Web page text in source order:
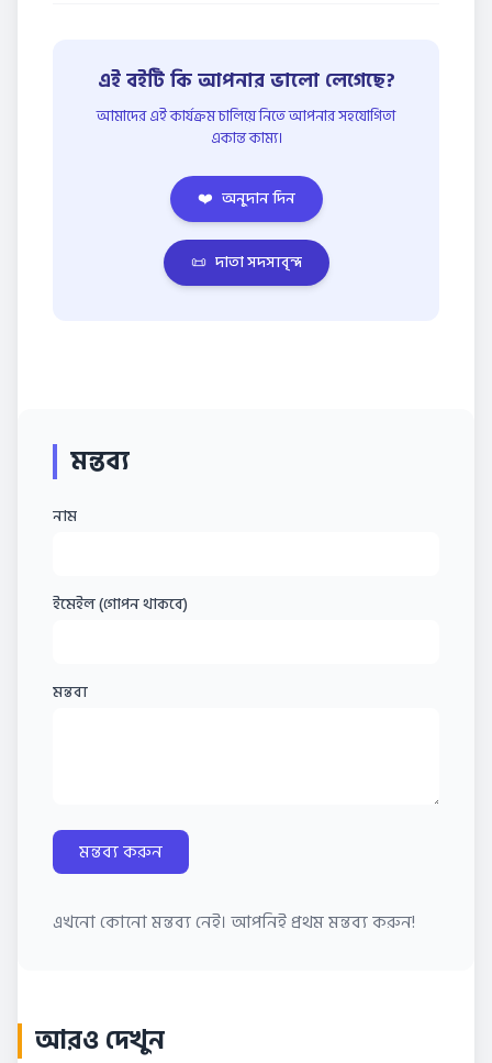
এই বইটি কি আপনার ভালো লেগেছে?
আমাদের এই কার্যক্রম চালিয়ে নিতে আপনার সহযোগিতা
একান্ত কাম্য।
❤️ অনুদান দিন
📜 দাতা সদস্যবৃন্দ
মন্তব্য
নাম
ইমেইল (গোপন থাকবে)
মন্তব্য
মন্তব্য করুন
এখনো কোনো মন্তব্য নেই। আপনিই প্রথম মন্তব্য করুন!
আরও দেখুন